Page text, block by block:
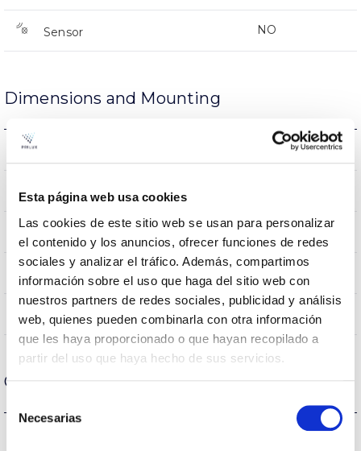
Esta página web usa cookies
Las cookies de este sitio web se usan para personalizar
el contenido y los anuncios, ofrecer funciones de redes
sociales y analizar el tráfico. Además, compartimos
información sobre el uso que haga del sitio web con
nuestros partners de redes sociales, publicidad y análisis
web, quienes pueden combinarla con otra información
que les haya proporcionado o que hayan recopilado a
partir del uso que haya hecho de sus servicios.
Necesarias
Sensor NO
Dimensions and Mounting
Measures
EMPOTRADO TECHO
Linkable
Lighting Directa
Optical data
3000K-4000K-5700K